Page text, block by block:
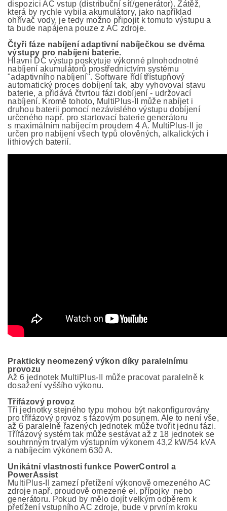
dispozici AC vstup (distribuční síť/generátor). Zátěž,
která by rychle vybila akumulátory, jako například
ohřívač vody, je tedy možno připojit k tomuto výstupu a
ta bude napájena pouze z AC zdroje.
Čtyři fáze nabíjení adaptivní nabíječkou se dvěma
výstupy pro nabíjení baterie.
Hlavní DC výstup poskytuje výkonné plnohodnotné
nabíjení akumulátorů prostřednictvím systému
"adaptivního nabíjení". Software řídí třístupňový
automatický proces dobíjení tak, aby vyhovoval stavu
baterie, a přidává čtvrtou fázi dobíjení - udržovací
nabíjení. Kromě tohoto, MultiPlus-II může nabíjet i
druhou baterii pomocí nezávislého výstupu dobíjení
určeného např. pro startovací baterie generátoru
s maximálním nabíjecím proudem 4 A. MultiPlus-II je
určen pro nabíjení všech typů olověných, alkalických i
lithiových baterií.
Prakticky neomezený výkon díky paralelnímu
provozu
Až 6 jednotek MultiPlus-II může pracovat paralelně k
dosažení vyššího výkonu.
Třífázový provoz
Tři jednotky stejného typu mohou být nakonfigurovány
pro třífázový provoz s fázovým posunem. Ale to není vše,
až 6 paralelně řazených jednotek může tvořit jednu fázi.
Třífázový systém tak může sestávat až z 18 jednotek se
souhrnným trvalým výstupním výkonem 43,2 kW/54 kVA
a nabíjecím výkonem 630 A.
Unikátní vlastnosti funkce PowerControl a
PowerAssist
MultiPlus-II zamezí přetížení výkonově omezeného AC
zdroje např. proudově omezené el. přípojky nebo
generátoru. Pokud by mělo dojít velkým odběrem k
přetížení vstupního AC zdroje, bude v prvním kroku